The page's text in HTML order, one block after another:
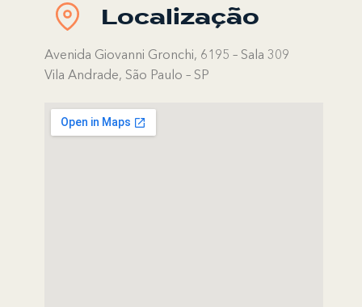
Localização
Avenida Giovanni Gronchi, 6195 – Sala 309
Vila Andrade, São Paulo – SP